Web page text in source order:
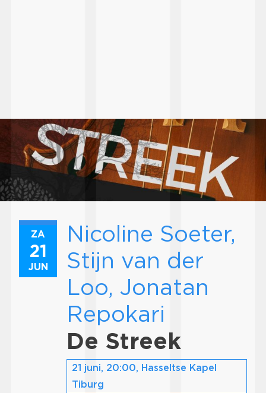
ZA
21
JUN
Nicoline Soeter,
Stijn van der
Loo, Jonatan
Repokari
De Streek
21 juni, 20:00, Hasseltse Kapel
Tiburg